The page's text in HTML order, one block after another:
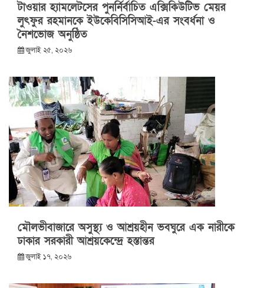
টাওয়ার হ্যামলেটসের পুনর্নির্বাচিত এক্সিকিউটিভ মেয়র
লুৎফুর রহমানকে ইউকেবিসিসিআই-এর সংবর্ধনা ও
নৈশভোজ অনুষ্ঠিত
জুলাই ২৫, ২০২৬
মৌলভীবাজারে অসুস্থ্য ও আশ্রয়হীন ভবঘুরে এক নারীকে
ঢাকার সরকারী আশ্রয়কেন্দ্রে হস্তান্তর
জুলাই ১৭, ২০২৬